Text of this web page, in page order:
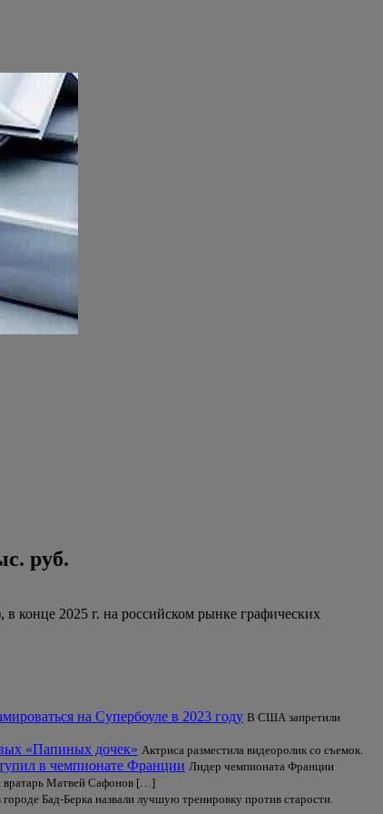
руб.
2025 г. на российском рынке графических
на Супербоуле в 2023 году В США запретили
«Папиных дочек» Актриса разместила видеоролик со съемок.
в чемпионате Франции Лидер чемпионата Франции
вратарь Матвей Сафонов […]
Бад-Берка назвали лучшую тренировку против старости.